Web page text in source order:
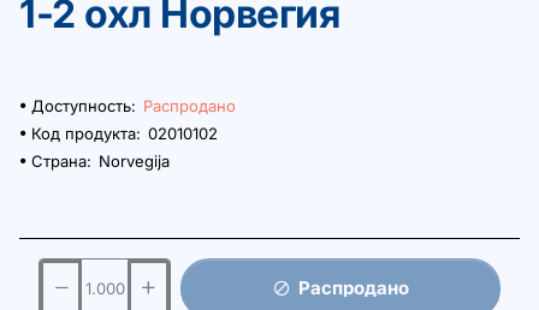
1-2 охл Норвегия
Доступность: Распродано
Код продукта: 02010102
Страна: Norvegija
Распродано